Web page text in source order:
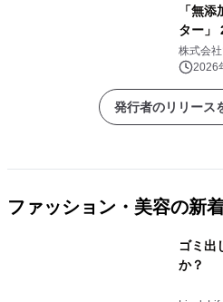
「無
ター」
トで先
株式会
2026
発行者のリリース
ファッション・美容の新
ゴミ出
か？